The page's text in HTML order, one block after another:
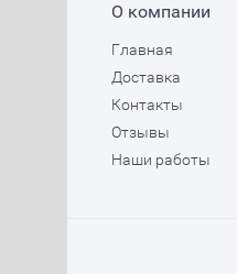
О компании
Главная
Доставка
Контакты
Отзывы
Наши работы